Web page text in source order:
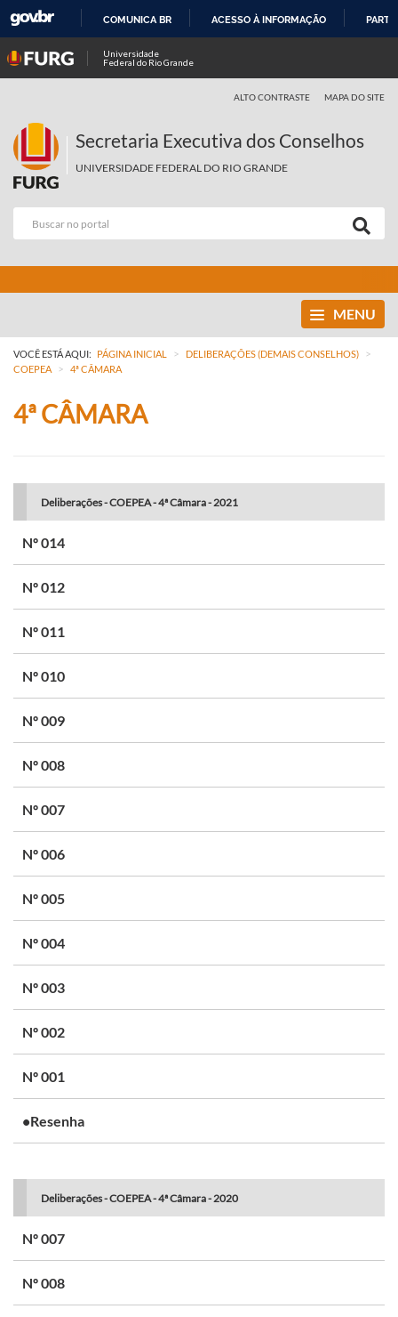
COMUNICA BR ACESSO À INFORMAÇÃO
Universidade
Federal do Rio Grande
ALTO CONTRASTE MAPA DO SITE
Secretaria Executiva dos Conselhos
UNIVERSIDADE FEDERAL DO RIO GRANDE
MENU
VOCÊ ESTÁ AQUI: PÁGINA INICIAL > DELIBERAÇÕES (DEMAIS CONSELHOS) >
COEPEA > 4ª CÂMARA
4ª CÂMARA
Deliberações - COEPEA - 4ª Câmara - 2021
Nº 014
Nº 012
Nº 011
Nº 010
Nº 009
Nº 008
Nº 007
Nº 006
Nº 005
Nº 004
Nº 003
Nº 002
Nº 001
•Resenha
Deliberações - COEPEA - 4ª Câmara - 2020
Nº 007
Nº 008